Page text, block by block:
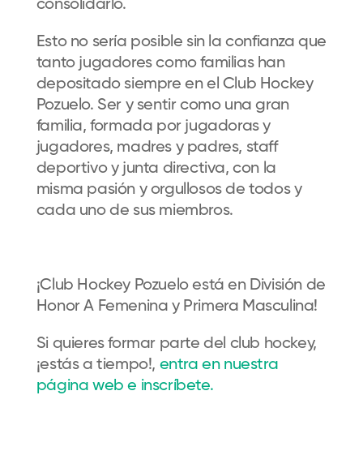
consolidarlo.
Esto no sería posible sin la confianza que
tanto jugadores como familias han
depositado siempre en el Club Hockey
Pozuelo. Ser y sentir como una gran
familia, formada por jugadoras y
jugadores, madres y padres, staff
deportivo y junta directiva, con la
misma pasión y orgullosos de todos y
cada uno de sus miembros.
¡Club Hockey Pozuelo está en División de
Honor A Femenina y Primera Masculina!
Si quieres formar parte del club hockey,
¡estás a tiempo!, entra en nuestra
página web e inscríbete.